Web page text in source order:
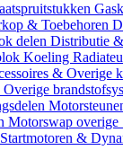
& Toebehoren
delen Distributie
Koeling
& Overige
Overige
Motorswap overige
Startmotoren &